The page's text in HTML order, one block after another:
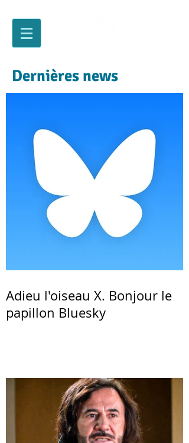
Dernières news
Adieu l'oiseau X. Bonjour le
papillon Bluesky